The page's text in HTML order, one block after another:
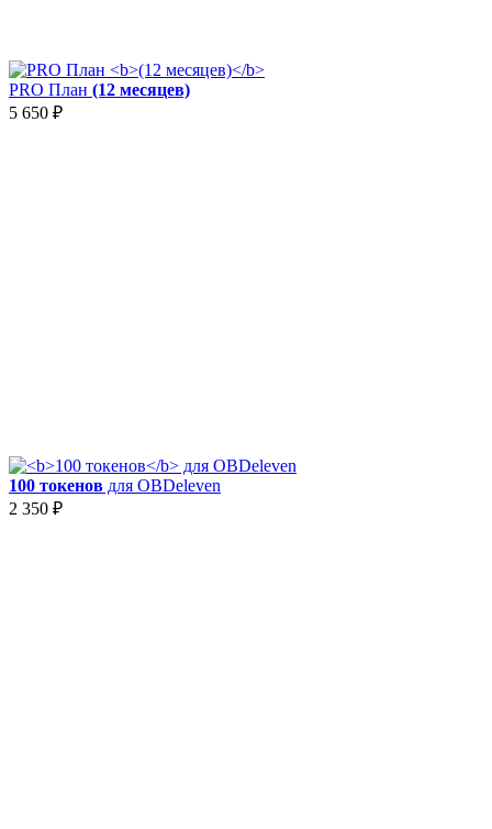
PRO План (12 месяцев)
5 650 ₽
100 токенов для OBDeleven
2 350 ₽